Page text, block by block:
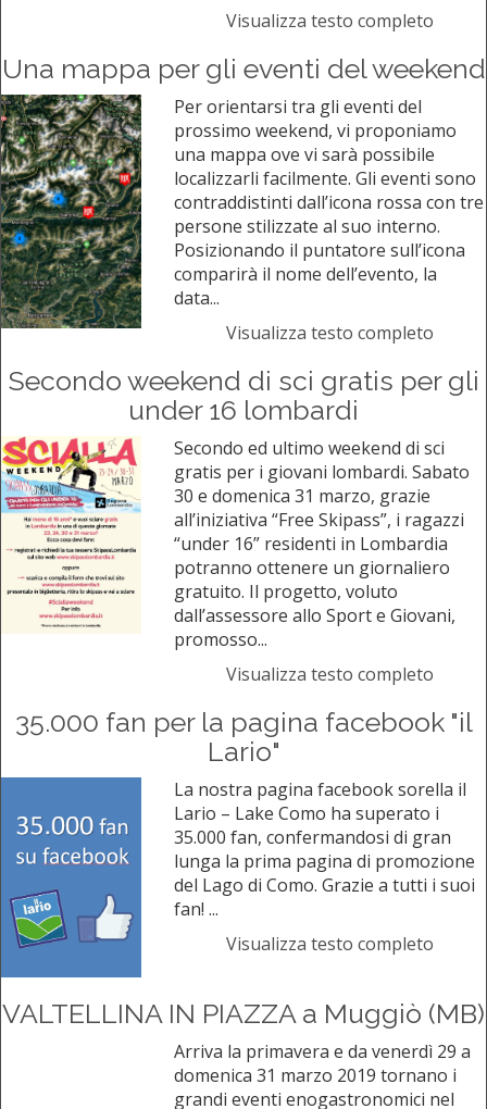
Visualizza testo completo
Una mappa per gli eventi del weekend
Per orientarsi tra gli eventi del
prossimo weekend, vi proponiamo
una mappa ove vi sarà possibile
localizzarli facilmente. Gli eventi sono
contraddistinti dall’icona rossa con tre
persone stilizzate al suo interno.
Posizionando il puntatore sull’icona
comparirà il nome dell’evento, la
data...
Visualizza testo completo
Secondo weekend di sci gratis per gli
under 16 lombardi
Secondo ed ultimo weekend di sci
gratis per i giovani lombardi. Sabato
30 e domenica 31 marzo, grazie
all’iniziativa “Free Skipass”, i ragazzi
“under 16” residenti in Lombardia
potranno ottenere un giornaliero
gratuito. Il progetto, voluto
dall’assessore allo Sport e Giovani,
promosso...
Visualizza testo completo
35.000 fan per la pagina facebook "il
Lario"
La nostra pagina facebook sorella il
Lario – Lake Como ha superato i
35.000 fan, confermandosi di gran
lunga la prima pagina di promozione
del Lago di Como. Grazie a tutti i suoi
fan! ...
Visualizza testo completo
VALTELLINA IN PIAZZA a Muggiò (MB)
Arriva la primavera e da venerdì 29 a
domenica 31 marzo 2019 tornano i
grandi eventi enogastronomici nel